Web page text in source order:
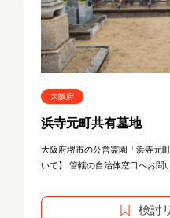
大阪府
浜寺元町共有墓地
大阪府堺市の公営霊園「浜寺元
いて】 管轄の自治体窓口へお問
検討